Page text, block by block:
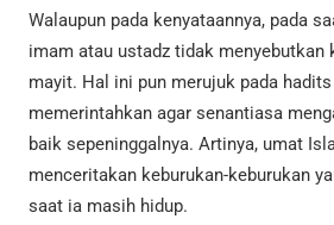
Walaupun pada kenyataannya, pada
imam atau ustadz tidak menyebutkan
mayit. Hal ini pun merujuk pada hadits
memerintahkan agar senantiasa
baik sepeninggalnya. Artinya, umat
menceritakan keburukan-keburukan
saat ia masih hidup.